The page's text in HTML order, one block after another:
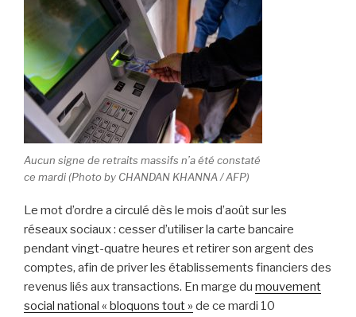
Aucun signe de retraits massifs n’a été constaté
ce mardi (Photo by CHANDAN KHANNA / AFP)
Le mot d’ordre a circulé dès le mois d’août sur les
réseaux sociaux : cesser d’utiliser la carte bancaire
pendant vingt-quatre heures et retirer son argent des
comptes, afin de priver les établissements financiers des
revenus liés aux transactions. En marge du mouvement
social national « bloquons tout » de ce mardi 10